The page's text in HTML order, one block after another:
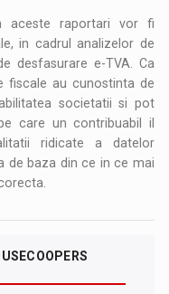
aceste raportari vor fi
in cadrul analizelor de
desfasurare e-TVA. Ca
fiscale au cunostinta de
societatii si pot
care un contribuabil il
ridicate a datelor
de baza din ce in ce mai